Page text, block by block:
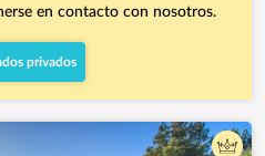
en contacto con nosotros.
privados